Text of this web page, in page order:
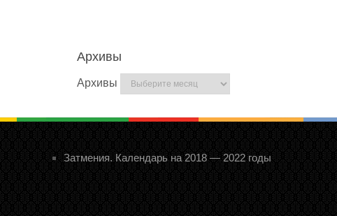
Архивы
Архивы
Затмения. Календарь на 2018 — 2022 годы